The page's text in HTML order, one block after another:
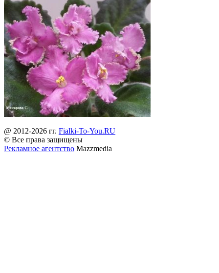
@ 2012-2026 гг. Fialki-To-You.RU
© Все права защищены
Рекламное агентство Mazzmedia